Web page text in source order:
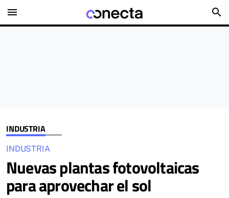
menu search
INDUSTRIA
INDUSTRIA
Nuevas plantas fotovoltaicas
para aprovechar el sol